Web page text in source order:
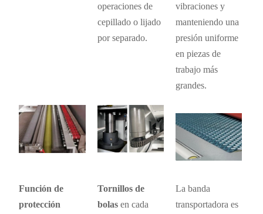
operaciones de
cepillado o lijado
por separado.
vibraciones y
manteniendo una
presión uniforme
en piezas de
trabajo más
grandes.
Función de
protección
Tornillos de
bolasen cada
La banda
transportadora es